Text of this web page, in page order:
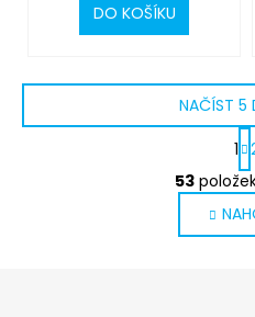
DO KOŠÍKU
l
NAČÍST 5
t
r
1
53